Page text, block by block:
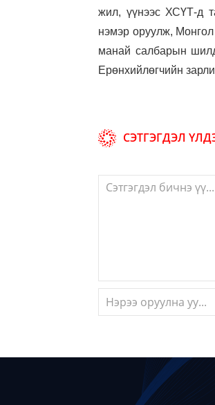
жил, үүнээс ХСҮТ-д
нэмэр оруулж,
манай салбарын
Ерөнхийлөгчийн
СЭТГЭГДЭЛ